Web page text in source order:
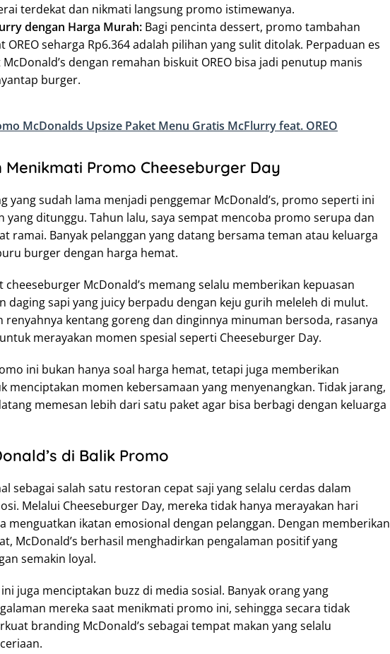
terdekat dan nikmati langsung promo istimewanya.
dengan Harga Murah: Bagi pencinta dessert, promo tambahan
OREO seharga Rp6.364 adalah pilihan yang sulit ditolak. Perpaduan es
dengan remahan biskuit OREO bisa jadi penutup manis
burger.
McDonalds Upsize Paket Menu Gratis McFlurry feat. OREO
Menikmati Promo Cheeseburger Day
yang sudah lama menjadi penggemar McDonald’s, promo seperti ini
yang ditunggu. Tahun lalu, saya sempat mencoba promo serupa dan
ramai. Banyak pelanggan yang datang bersama teman atau keluarga
burger dengan harga hemat.
cheeseburger McDonald’s memang selalu memberikan kepuasan
daging sapi yang juicy berpadu dengan keju gurih meleleh di mulut.
renyahnya kentang goreng dan dinginnya minuman bersoda, rasanya
merayakan momen spesial seperti Cheeseburger Day.
ini bukan hanya soal harga hemat, tetapi juga memberikan
menciptakan momen kebersamaan yang menyenangkan. Tidak jarang,
memesan lebih dari satu paket agar bisa berbagi dengan keluarga
di Balik Promo
sebagai salah satu restoran cepat saji yang selalu cerdas dalam
Melalui Cheeseburger Day, mereka tidak hanya merayakan hari
menguatkan ikatan emosional dengan pelanggan. Dengan memberikan
McDonald’s berhasil menghadirkan pengalaman positif yang
semakin loyal.
juga menciptakan buzz di media sosial. Banyak orang yang
mereka saat menikmati promo ini, sehingga secara tidak
branding McDonald’s sebagai tempat makan yang selalu